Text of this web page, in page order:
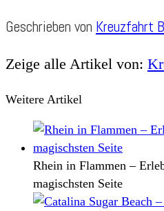
Geschrieben von Kreuzfahrt
Zeige alle Artikel von:
Weitere Artikel
Rhein in Flammen –
magischsten Seite